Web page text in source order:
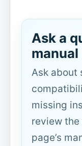
Ask a
manual
Ask about
missing
review
page’s